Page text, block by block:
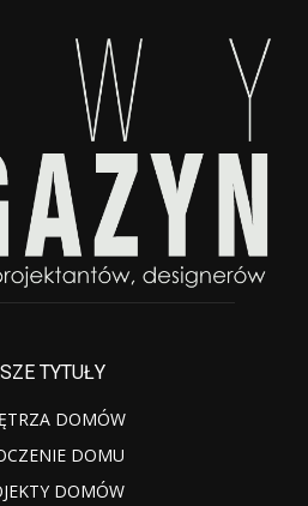
TYTUŁY
DOMÓW
DOMU
DOMÓW